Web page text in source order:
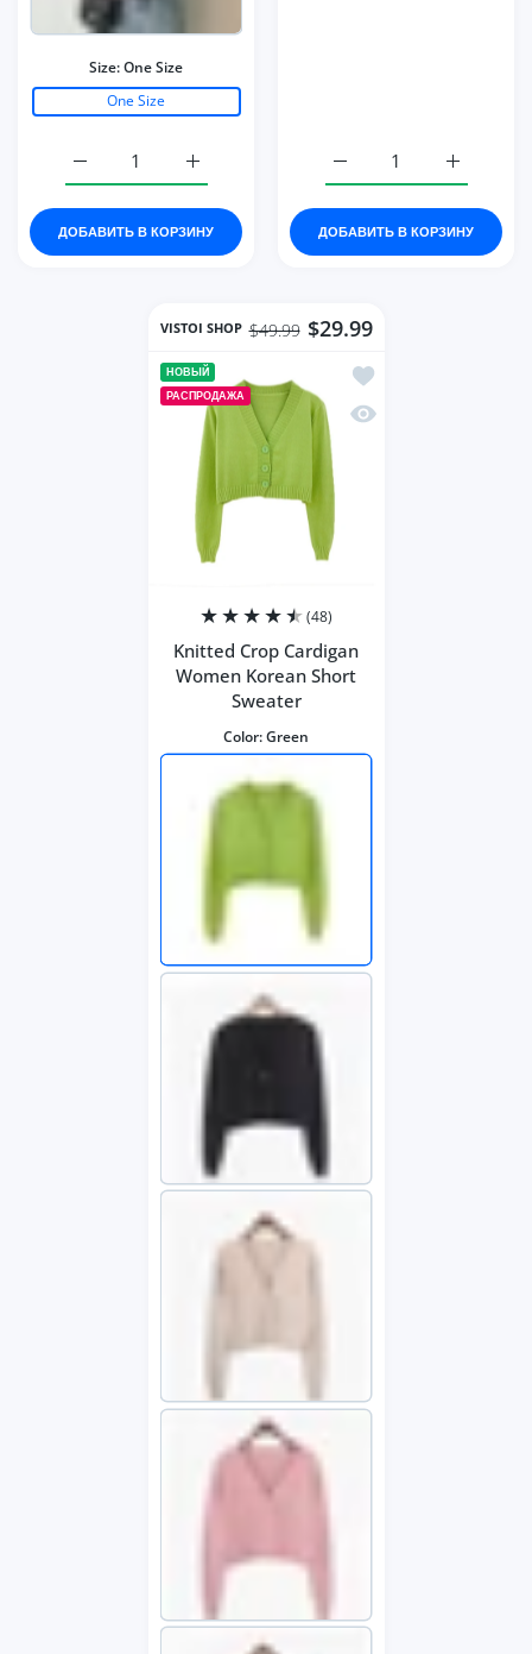
Size:One Size
One Size
Увеличить количество New Pullover
Увеличить количество New Pullover Women
ДОБАВИТЬ В КОРЗИНУ
Увеличить
ДОБАВИТЬ В КОРЗИНУ
VISTOI SHOP $29.99
$49.99
НОВЫЙ
РАСПРОДАЖА
Добавить в список
Быстрый просмотр
(48)
Knitted Crop Cardigan
Women Korean Short
Sweater
Color:Green